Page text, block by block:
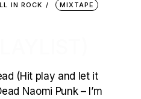
IN ROCK
MIXTAPE
(Hit play and let it
Naomi Punk – I’m